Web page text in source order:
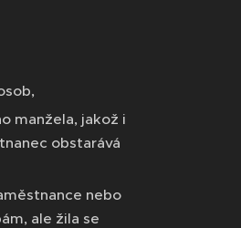
manžela, jakož i
obstarává
nebo
ale žila se